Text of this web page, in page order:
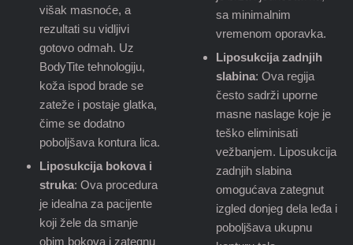
višak masnoće, a
rezultati su vidljivi
gotovo odmah. Uz
BodyTite tehnologiju,
koža ispod brade se
zateže i postaje glatka,
čime se dodatno
poboljšava kontura lica.
Liposukcija bokova i
struka: Ova procedura
je idealna za pacijente
koji žele da smanje
obim bokova i zategnu
sa minimalnim
vremenom oporavka.
Liposukcija zadnjih
slabina: Ova regija
često sadrži uporne
masne naslage koje je
teško eliminisati
vežbanjem. Liposukcija
zadnjih slabina
omogućava zategnut
izgled donjeg dela leđa i
poboljšava ukupnu